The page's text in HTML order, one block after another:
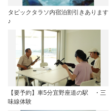
タピックタラソ内宿泊割引きあります
♪
【要予約】車5分宜野座道の駅 ・三
味線体験